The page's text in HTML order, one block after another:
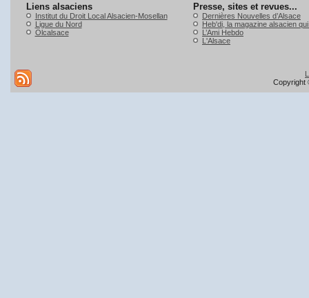
Liens alsaciens
Institut du Droit Local Alsacien-Mosellan
Ligue du Nord
Olcalsace
Presse, sites et revues...
Dernières Nouvelles d’Alsace
Heb'di, la magazine alsacien
L’Ami Hebdo
L'Alsace
Copyright